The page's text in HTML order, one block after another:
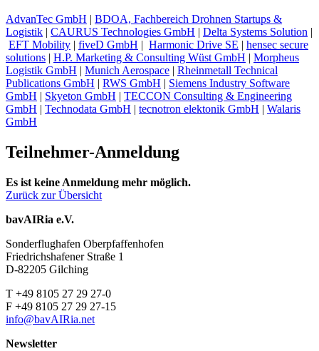
AdvanTec GmbH | BDOA, Fachbereich Drohnen Startups &
Logistik | CAURUS Technologies GmbH | Delta Systems Solution |
EFT Mobility | fiveD GmbH | Harmonic Drive SE | hensec secure
solutions | H.P. Marketing & Consulting Wüst GmbH | Morpheus
Logistik GmbH | Munich Aerospace | Rheinmetall Technical
Publications GmbH | RWS GmbH | Siemens Industry Software
GmbH | Skyeton GmbH | TECCON Consulting & Engineering
GmbH | Technodata GmbH | tecnotron elektonik GmbH | Walaris
GmbH
Teilnehmer-Anmeldung
Es ist keine Anmeldung mehr möglich.
Zurück zur Übersicht
bavAIRia e.V.
Sonderflughafen Oberpfaffenhofen
Friedrichshafener Straße 1
D-82205 Gilching
T +49 8105 27 29 27-0
F +49 8105 27 29 27-15
info@bavAIRia.net
Newsletter